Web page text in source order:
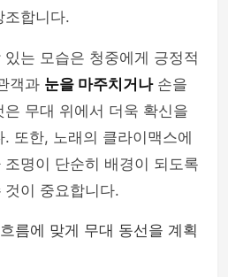
조합니다.
는 모습은 청중에게 긍정적
객과 눈을 마주치거나손을
무대 위에서 더욱 확신을
또한, 노래의 클라이맥스에
명이 단순히 배경이 되도록
것이 중요합니다.
름에 맞게 무대 동선을 계획